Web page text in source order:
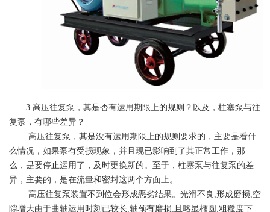
3.高压往复泵，其是否有运用期限上的规则？以及，柱塞泵与往
复泵，有哪些差异？
高压往复泵，其是没有运用期限上的规则要求的，主要是看什
么情况，如果泵有受损现象，并且现已影响到了其正常工作，那
么，是要停止运用了，及时更换新的。至于，柱塞泵与往复泵的差
异，主要的，是在流量和密封这两个方面上。
高压往复泵装置不到位会形成恶劣结果。光滑不良,形成磨损,空
隙增大由于曲轴运用时刻已较长,轴颈有磨损,且略显椭圆,粗糙度下